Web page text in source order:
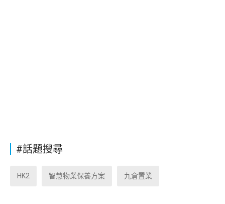
#話題搜尋
HK2 智慧物業保養方案 九倉置業